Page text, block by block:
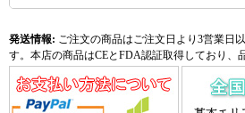
発送情報: ご注文の商品はご注文日より3営業日
す。本店の商品はCEとFDA認証取得しており、